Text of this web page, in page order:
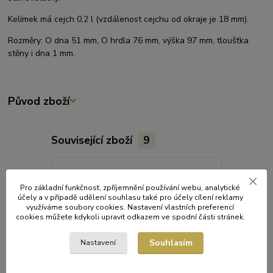
Kelímek má cejch 0,2 l (vzdálenost cejchu od okraje je 18 mm).
Rozměry: O dna 51 mm, O hrdla 76 mm, výška 97 mm, tloušťka
stěny i dna 1 mm.
Původ zboží
Související zboží 9
Pro základní funkčnost, zpříjemnění používání webu, analytické
účely a v případě udělení souhlasu také pro účely cílení reklamy
využíváme soubory cookies. Nastavení vlastních preferencí
cookies můžete kdykoli upravit odkazem ve spodní části stránek.
Nastavení Souhlasím